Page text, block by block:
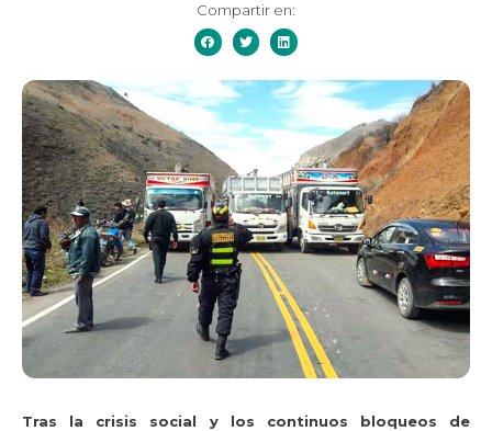
Compartir en:
Tras la crisis social y los continuos bloqueos de